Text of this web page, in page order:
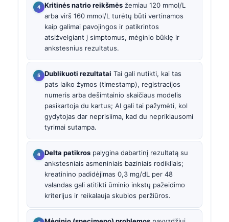
Kritinės natrio reikšmės žemiau 120 mmol/L
arba virš 160 mmol/L turėtų būti vertinamos
kaip galimai pavojingos ir patikrintos
atsižvelgiant į simptomus, mėginio būklę ir
ankstesnius rezultatus.
Dublikuoti rezultatai Tai gali nutikti, kai tas
pats laiko žymos (timestamp), registracijos
numeris arba dešimtainio skaičiaus modelis
pasikartoja du kartus; AI gali tai pažymėti, kol
gydytojas dar neprisiima, kad du nepriklausomi
tyrimai sutampa.
Delta patikros palygina dabartinį rezultatą su
ankstesniais asmeniniais baziniais rodikliais;
kreatinino padidėjimas 0,3 mg/dL per 48
valandas gali atitikti ūminio inkstų pažeidimo
kriterijus ir reikalauja skubios peržiūros.